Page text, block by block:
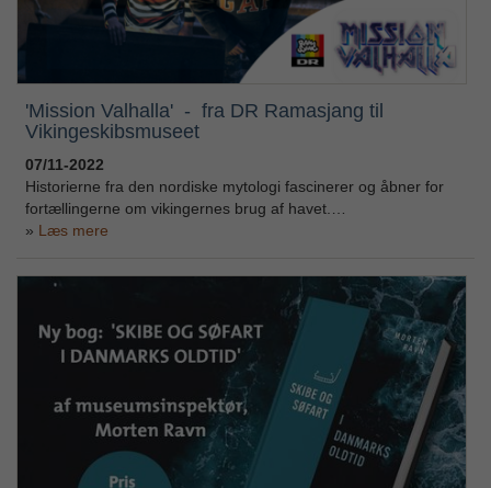
'Mission Valhalla' - fra DR Ramasjang til
Vikingeskibsmuseet
07/11-2022
Historierne fra den nordiske mytologi fascinerer og åbner for
fortællingerne om vikingernes brug af havet.…
Læs mere